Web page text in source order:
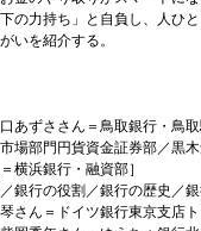
の力持ち」と自負し、人ひ
いを紹介する。
あずささん＝鳥取銀行・鳥
場部門円貨資金証券部／黒
横浜銀行・融資部］
銀行の役割／銀行の歴史／
さん＝ドイツ銀行東京支店